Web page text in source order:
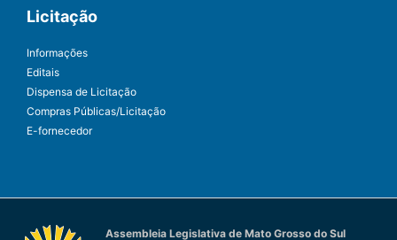
Licitação
Informações
Editais
Dispensa de Licitação
Compras Públicas/Licitação
E-fornecedor
Assembleia Legislativa de Mato Grosso do Sul